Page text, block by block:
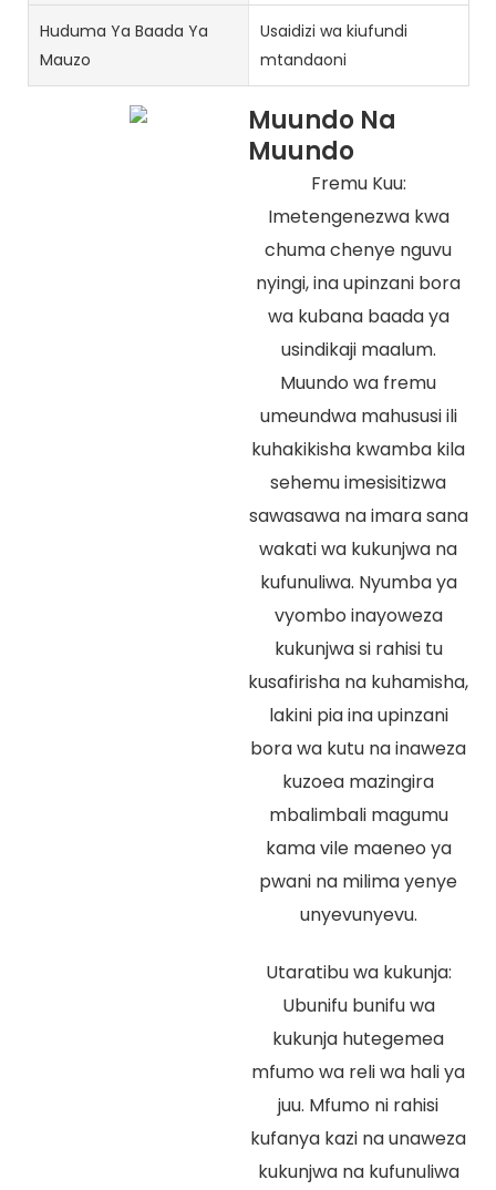
Huduma Ya Baada Ya
Mauzo
Usaidizi wa kiufundi
mtandaoni
Muundo Na
Muundo
Fremu Kuu:
Imetengenezwa kwa
chuma chenye nguvu
nyingi, ina upinzani bora
wa kubana baada ya
usindikaji maalum.
Muundo wa fremu
umeundwa mahususi ili
kuhakikisha kwamba kila
sehemu imesisitizwa
sawasawa na imara sana
wakati wa kukunjwa na
kufunuliwa. Nyumba ya
vyombo inayoweza
kukunjwa si rahisi tu
kusafirisha na kuhamisha,
lakini pia ina upinzani
bora wa kutu na inaweza
kuzoea mazingira
mbalimbali magumu
kama vile maeneo ya
pwani na milima yenye
unyevunyevu.
Utaratibu wa kukunja:
Ubunifu bunifu wa
kukunja hutegemea
mfumo wa reli wa hali ya
juu. Mfumo ni rahisi
kufanya kazi na unaweza
kukunjwa na kufunuliwa